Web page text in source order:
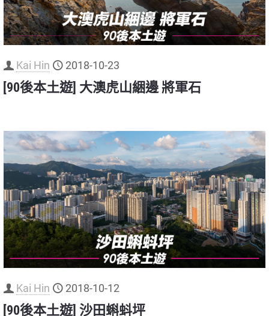
Kai Hin 2018-10-23
[90後本土遊] 大澳虎山綑邊 將軍石
Kai Hin 2018-10-12
[90後本土遊] 沙田蝌蚪坪